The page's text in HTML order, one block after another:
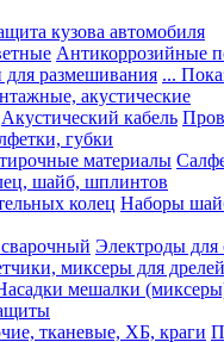
кузова автомобиля
Антикоррозийные
для размешивания ...
акустические
Акустический кабель
губки
материалы
шайб, шплинтов
колец Наборы
Электроды для
миксеры для дрелей
мешалки
тканевые, ХБ, краги